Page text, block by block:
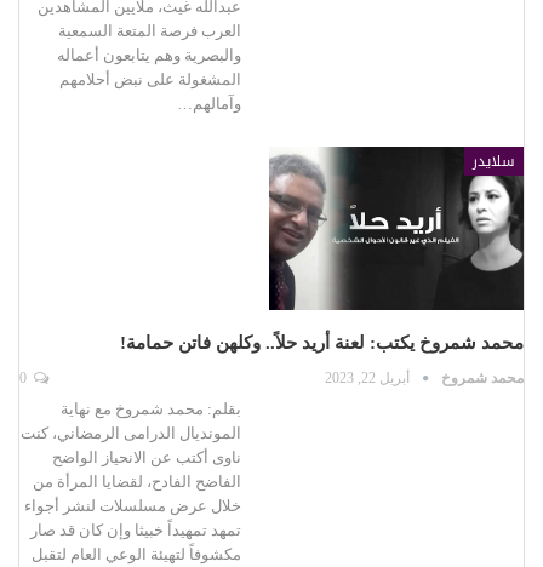
عبدالله غيث، ملايين المشاهدين
العرب فرصة المتعة السمعية
والبصرية وهم يتابعون أعماله
المشغولة على نبض أحلامهم
وآمالهم…
سلايدر
محمد شمروخ يكتب: لعنة أريد حلاً.. وكلهن فاتن حمامة!
محمد شمروخ أبريل 22, 2023
بقلم: محمد شمروخ مع نهاية
المونديال الدرامى الرمضاني، كنت
ناوى أكتب عن الانحياز الواضح
الفاضح الفادح، لقضايا المرأة من
خلال عرض مسلسلات لنشر أجواء
تمهد تمهيداً خبيثا وإن كان قد صار
مكشوفاً لتهيئة الوعي العام لتقبل